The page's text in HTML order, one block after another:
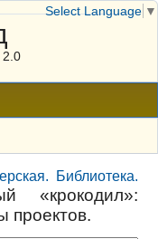
2.0
Библиотека.
«крокодил»:
проектов.
Select Language ▼